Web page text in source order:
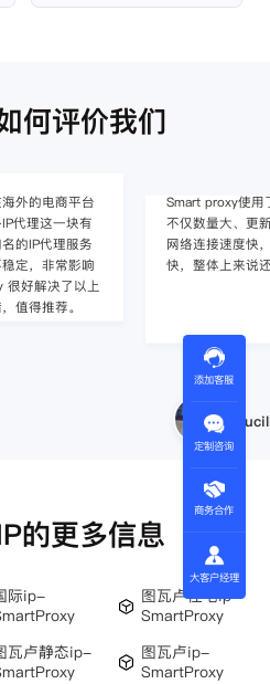
何评价我们
外的电商平台
代理这一块有
的IP代理服务
定，非常影响
很好解决了以上
值得推荐。
Smart proxy使用
不仅数量大、更
网络连接速度快
快，整体上来说
的更多信息
际ip-
图瓦卢住宅ip-
SmartProxy
瓦卢静态ip-
图瓦卢ip-
SmartProxy
添加客服
定制咨询
商务合作
大客户经理